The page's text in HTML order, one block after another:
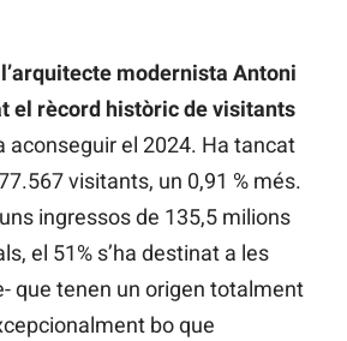
modernista Antoni
el rècord històric de visitants
aconseguir el 2024. Ha tancat
visitants, un 0,91 % més.
ingressos de 135,5 milions
el 51% s’ha destinat a les
que tenen un origen totalment
bo que